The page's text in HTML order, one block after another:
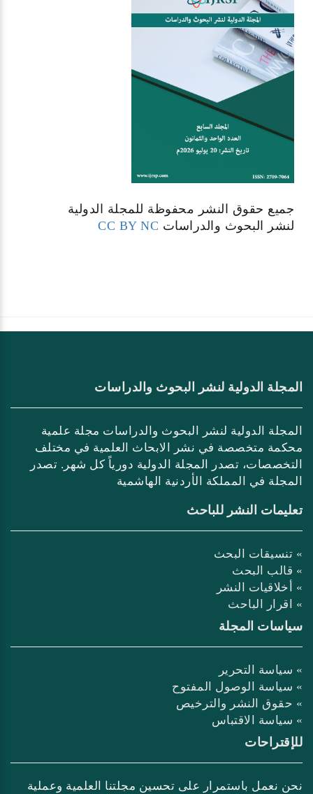
جميع حقوق النشر محفوظة للمجلة الدولية
لنشر البحوث والدراسات CC BY NC
المجلة الدولية لنشر البحوث والدراسات
المجلة الدولية لنشر البحوث والدراسات مجلة علمية
محكمة متخصصة في نشر الابحاث العلمية في مختلف
التخصصات، تصدر المجلة الدولية دورياً كل شهر. تصدر
المجلة في المملكة الأردنية الهاشمية
تعليمات النشر للباحث
» تنسيقات البحث
» قالب البحث
» أخلاقيات النشر
» اقرار الباحث
سياسات المجلة
» سياسة التحرير
» سياسة الوصول المفتوح
» حقوق النشر والترخيص
» سياسة الاقتباس
للإقتراحات
نحن نعمل باستمرار على تحسين مجلتنا العلمية وعملية